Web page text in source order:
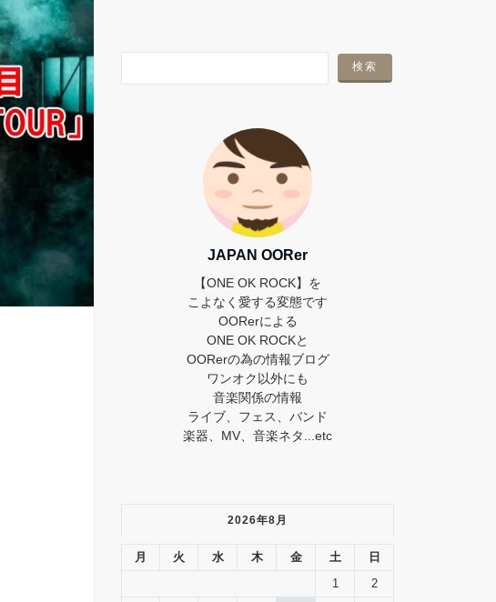
JAPAN OORer
【ONE OK ROCK】を
こよなく愛する変態です
OORerによる
ONE OK ROCKと
OORerの為の情報ブログ
ワンオク以外にも
音楽関係の情報
ライブ、フェス、バンド
楽器、MV、音楽ネタ...etc
2026年8月
月 火 水 木 金 土
日
1
2